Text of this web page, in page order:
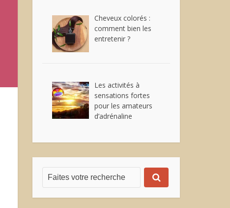
Cheveux colorés :
comment bien les
entretenir ?
Les activités à
sensations fortes
pour les amateurs
d’adrénaline